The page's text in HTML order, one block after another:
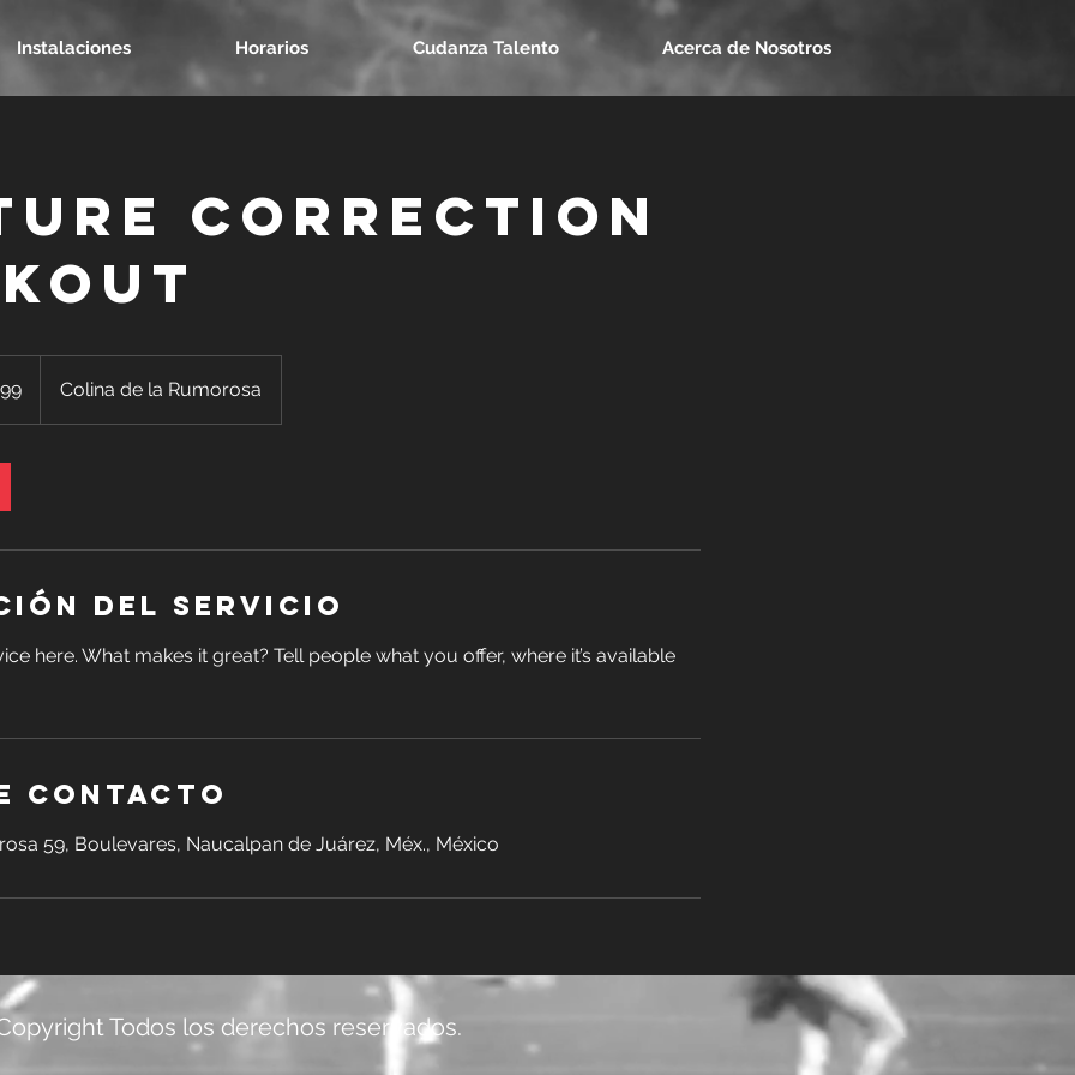
Instalaciones Horarios Cudanza Talento Acerca de Nosotros
Correction
Colina de la Rumorosa
del servicio
here. What makes it great? Tell people what you offer, where it’s available
contacto
59, Boulevares, Naucalpan de Juárez, Méx., México
Todos los derechos reservados.